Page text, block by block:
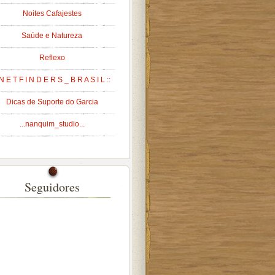
Noites Cafajestes
Saúde e Natureza
Reflexo
E T F I N D E R S _ B R A S I L ::
Dicas de Suporte do Garcia
...nanquim_studio...
Seguidores